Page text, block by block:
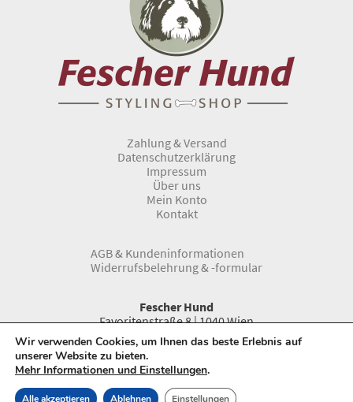
Zahlung & Versand
Datenschutzerklärung
Impressum
Über uns
Mein Konto
Kontakt
AGB & Kundeninformationen
Widerrufsbelehrung & -formular
Fescher Hund
Favoritenstraße 8 | 1040 Wien
Telefon:
0043 1 966 33 66
www.fescherhund.at
E-Mail:info@fescherhund.at
Wir verwenden Cookies, um Ihnen das beste Erlebnis auf
unserer Website zu bieten.
Mehr Informationen und Einstellungen.
Alle akzeptieren Ablehnen Einstellungen